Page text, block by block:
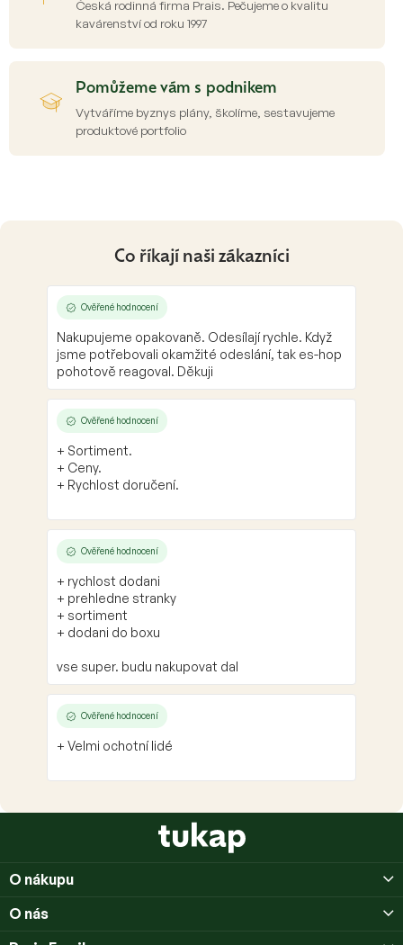
Česká rodinná firma Prais. Pečujeme o kvalitu
kavárenství od roku 1997
Pomůžeme vám s podnikem
Vytváříme byznys plány, školíme, sestavujeme
produktové portfolio
Co říkají naši zákazníci
Ověřené hodnocení
Nakupujeme opakovaně. Odesílají rychle. Když
jsme potřebovali okamžité odeslání, tak es-hop
pohotově reagoval. Děkuji
Ověřené hodnocení
+ Sortiment.
+ Ceny.
+ Rychlost doručení.
Ověřené hodnocení
+ rychlost dodani
+ prehledne stranky
+ sortiment
+ dodani do boxu
vse super. budu nakupovat dal
Ověřené hodnocení
+ Velmi ochotní lidé
O nákupu
O nás